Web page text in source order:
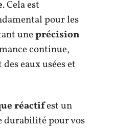
. Cela est
pour les
uneprécision
continue,
eaux usées et
réactifest un
durabilité pour vos